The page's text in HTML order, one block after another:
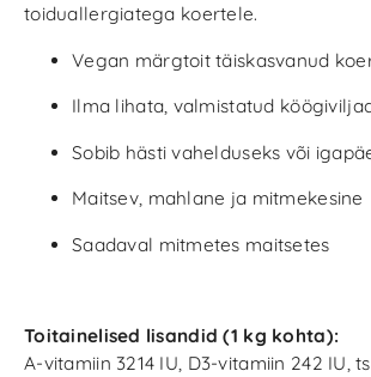
toiduallergiatega koertele.
Vegan märgtoit täiskasvanud
Ilma lihata, valmistatud
Sobib hästi vahelduseks või
Maitsev, mahlane ja mitmekesine
Saadaval mitmetes maitsetes
Toitainelised lisandid (1 kg kohta):
A-vitamiin 3214 IU, D3-vitamiin 242 IU,